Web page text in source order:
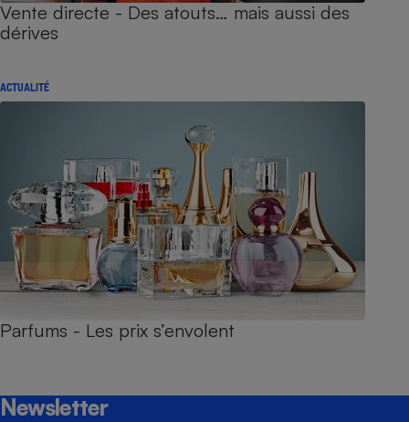
Vente directe - Des atouts… mais aussi des
dérives
ACTUALITÉ
Parfums - Les prix s’envolent
Newsletter